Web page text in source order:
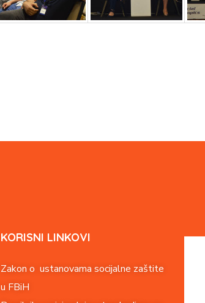
KORISNI LINKOVI
Zakon o ustanovama socijalne zaštite
u FBiH